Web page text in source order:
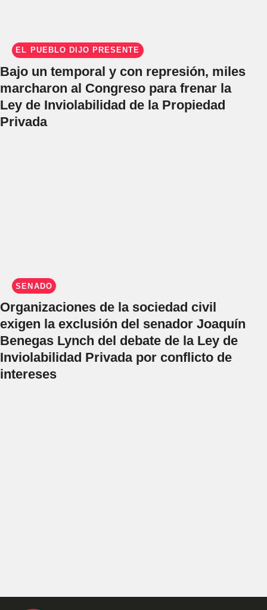
EL PUEBLO DIJO PRESENTE
Bajo un temporal y con represión, miles
marcharon al Congreso para frenar la
Ley de Inviolabilidad de la Propiedad
Privada
SENADO
Organizaciones de la sociedad civil
exigen la exclusión del senador Joaquín
Benegas Lynch del debate de la Ley de
Inviolabilidad Privada por conflicto de
intereses